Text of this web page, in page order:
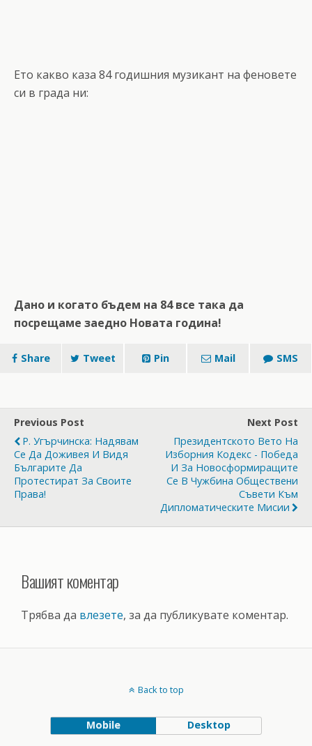
Ето какво каза 84 годишния музикант на феновете
си в града ни:
Дано и когато бъдем на 84 все така да
посрещаме заедно Новата година!
Share Tweet Pin Mail SMS
Previous Post
Р. Угърчинска: Надявам
Се Да Доживея И Видя
Българите Да
Протестират За Своите
Права!
Next Post
Президентското Вето На
Изборния Кодекс - Победа
И За Новосформиращите
Се В Чужбина Обществени
Съвети Към
Дипломатическите Мисии
Вашият коментар
Трябва да влезете, за да публикувате коментар.
Back to top
Mobile Desktop